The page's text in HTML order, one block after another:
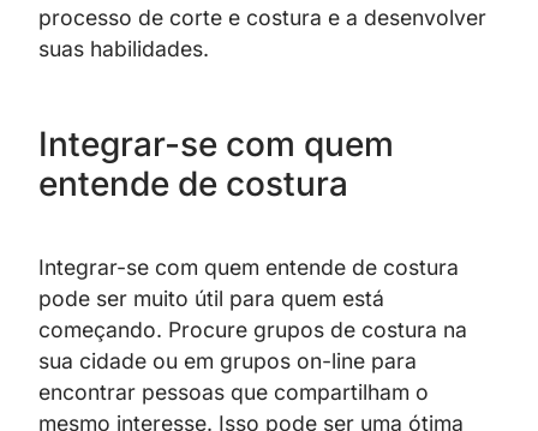
processo de corte e costura e a desenvolver
suas habilidades.
Integrar-se com quem
entende de costura
Integrar-se com quem entende de costura
pode ser muito útil para quem está
começando. Procure grupos de costura na
sua cidade ou em grupos on-line para
encontrar pessoas que compartilham o
mesmo interesse. Isso pode ser uma ótima